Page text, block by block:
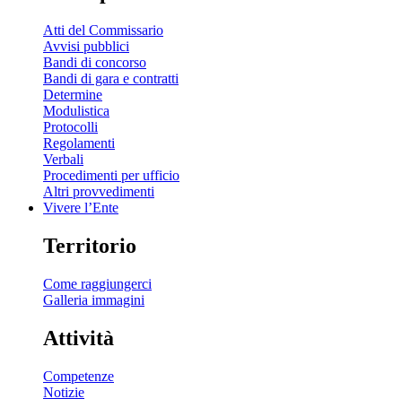
Atti del Commissario
Avvisi pubblici
Bandi di concorso
Bandi di gara e contratti
Determine
Modulistica
Protocolli
Regolamenti
Verbali
Procedimenti per ufficio
Altri provvedimenti
Vivere l’Ente
Territorio
Come raggiungerci
Galleria immagini
Attività
Competenze
Notizie